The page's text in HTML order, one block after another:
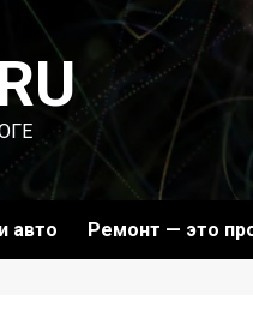
авто Ремонт — это